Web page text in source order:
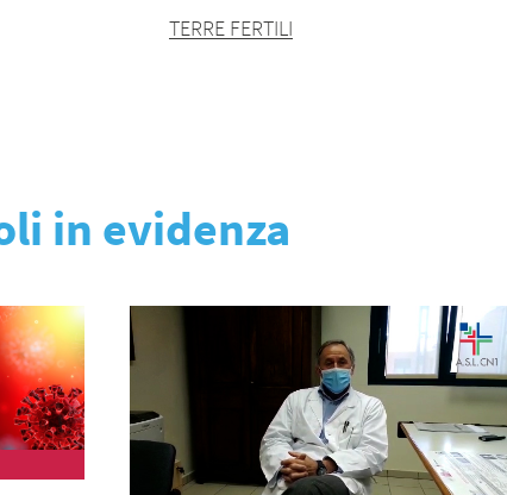
TERRE FERTILI
in evidenza